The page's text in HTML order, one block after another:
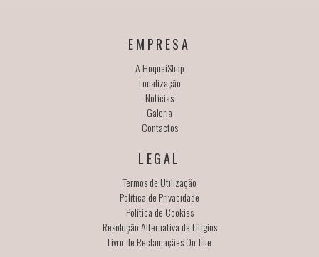
EMPRESA
A HoqueiShop
Localização
Notícias
Galeria
Contactos
LEGAL
Termos de Utilização
Política de Privacidade
Política de Cookies
Resolução Alternativa de Litigios
Livro de Reclamaçães On-line